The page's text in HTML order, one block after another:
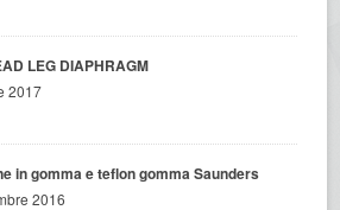
LEG DIAPHRAGM
2017
in gomma e teflon gomma Saunders
2016